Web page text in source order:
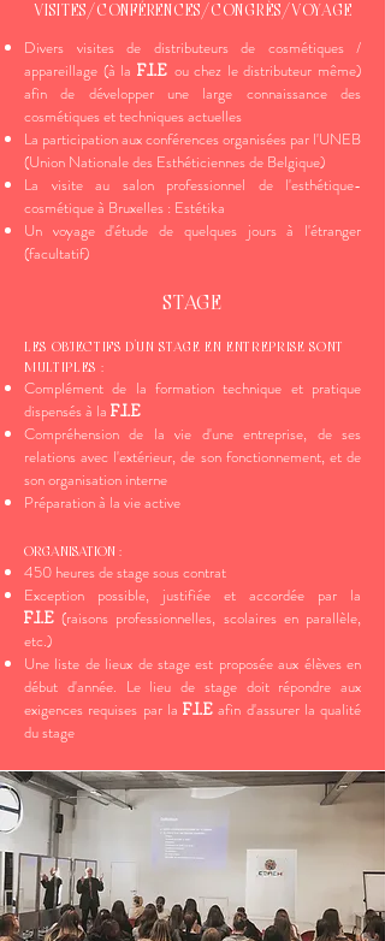
Divers visites de distributeurs de cosmétiques /
appareillage (à la F.I.E ou chez le distributeur même)
afin de développer une large connaissance des
cosmétiques et techniques actuelles
La participation aux conférences organisées par l'UNEB
(Union Nationale des Esthéticiennes de Belgique)
La visite au salon professionnel de l'esthétique-
cosmétique à Bruxelles : Estétika
Un voyage d'étude de quelques jours à l'étranger
(facultatif)
VISITES/CONFÉRENCES/CONGRÈS/VOYAGE
STAGE
LES OBJECTIFS D'UN STAGE EN ENTREPRISE SONT
MULTIPLES :
Complément de la formation technique et pratique
dispensés à la F.I.E
Compréhension de la vie d'une entreprise, de ses
relations avec l'extérieur, de son fonctionnement, et de
son organisation interne
Préparation à la vie active
ORGANISATION :
450 heures de stage sous contrat
Exception possible, justifiée et accordée par la
F.I.E (raisons professionnelles, scolaires en parallèle,
etc.)
Une liste de lieux de stage est proposée aux élèves en
début d'année. Le lieu de stage doit répondre aux
exigences requises par la F.I.E afin d'assurer la qualité
du stage